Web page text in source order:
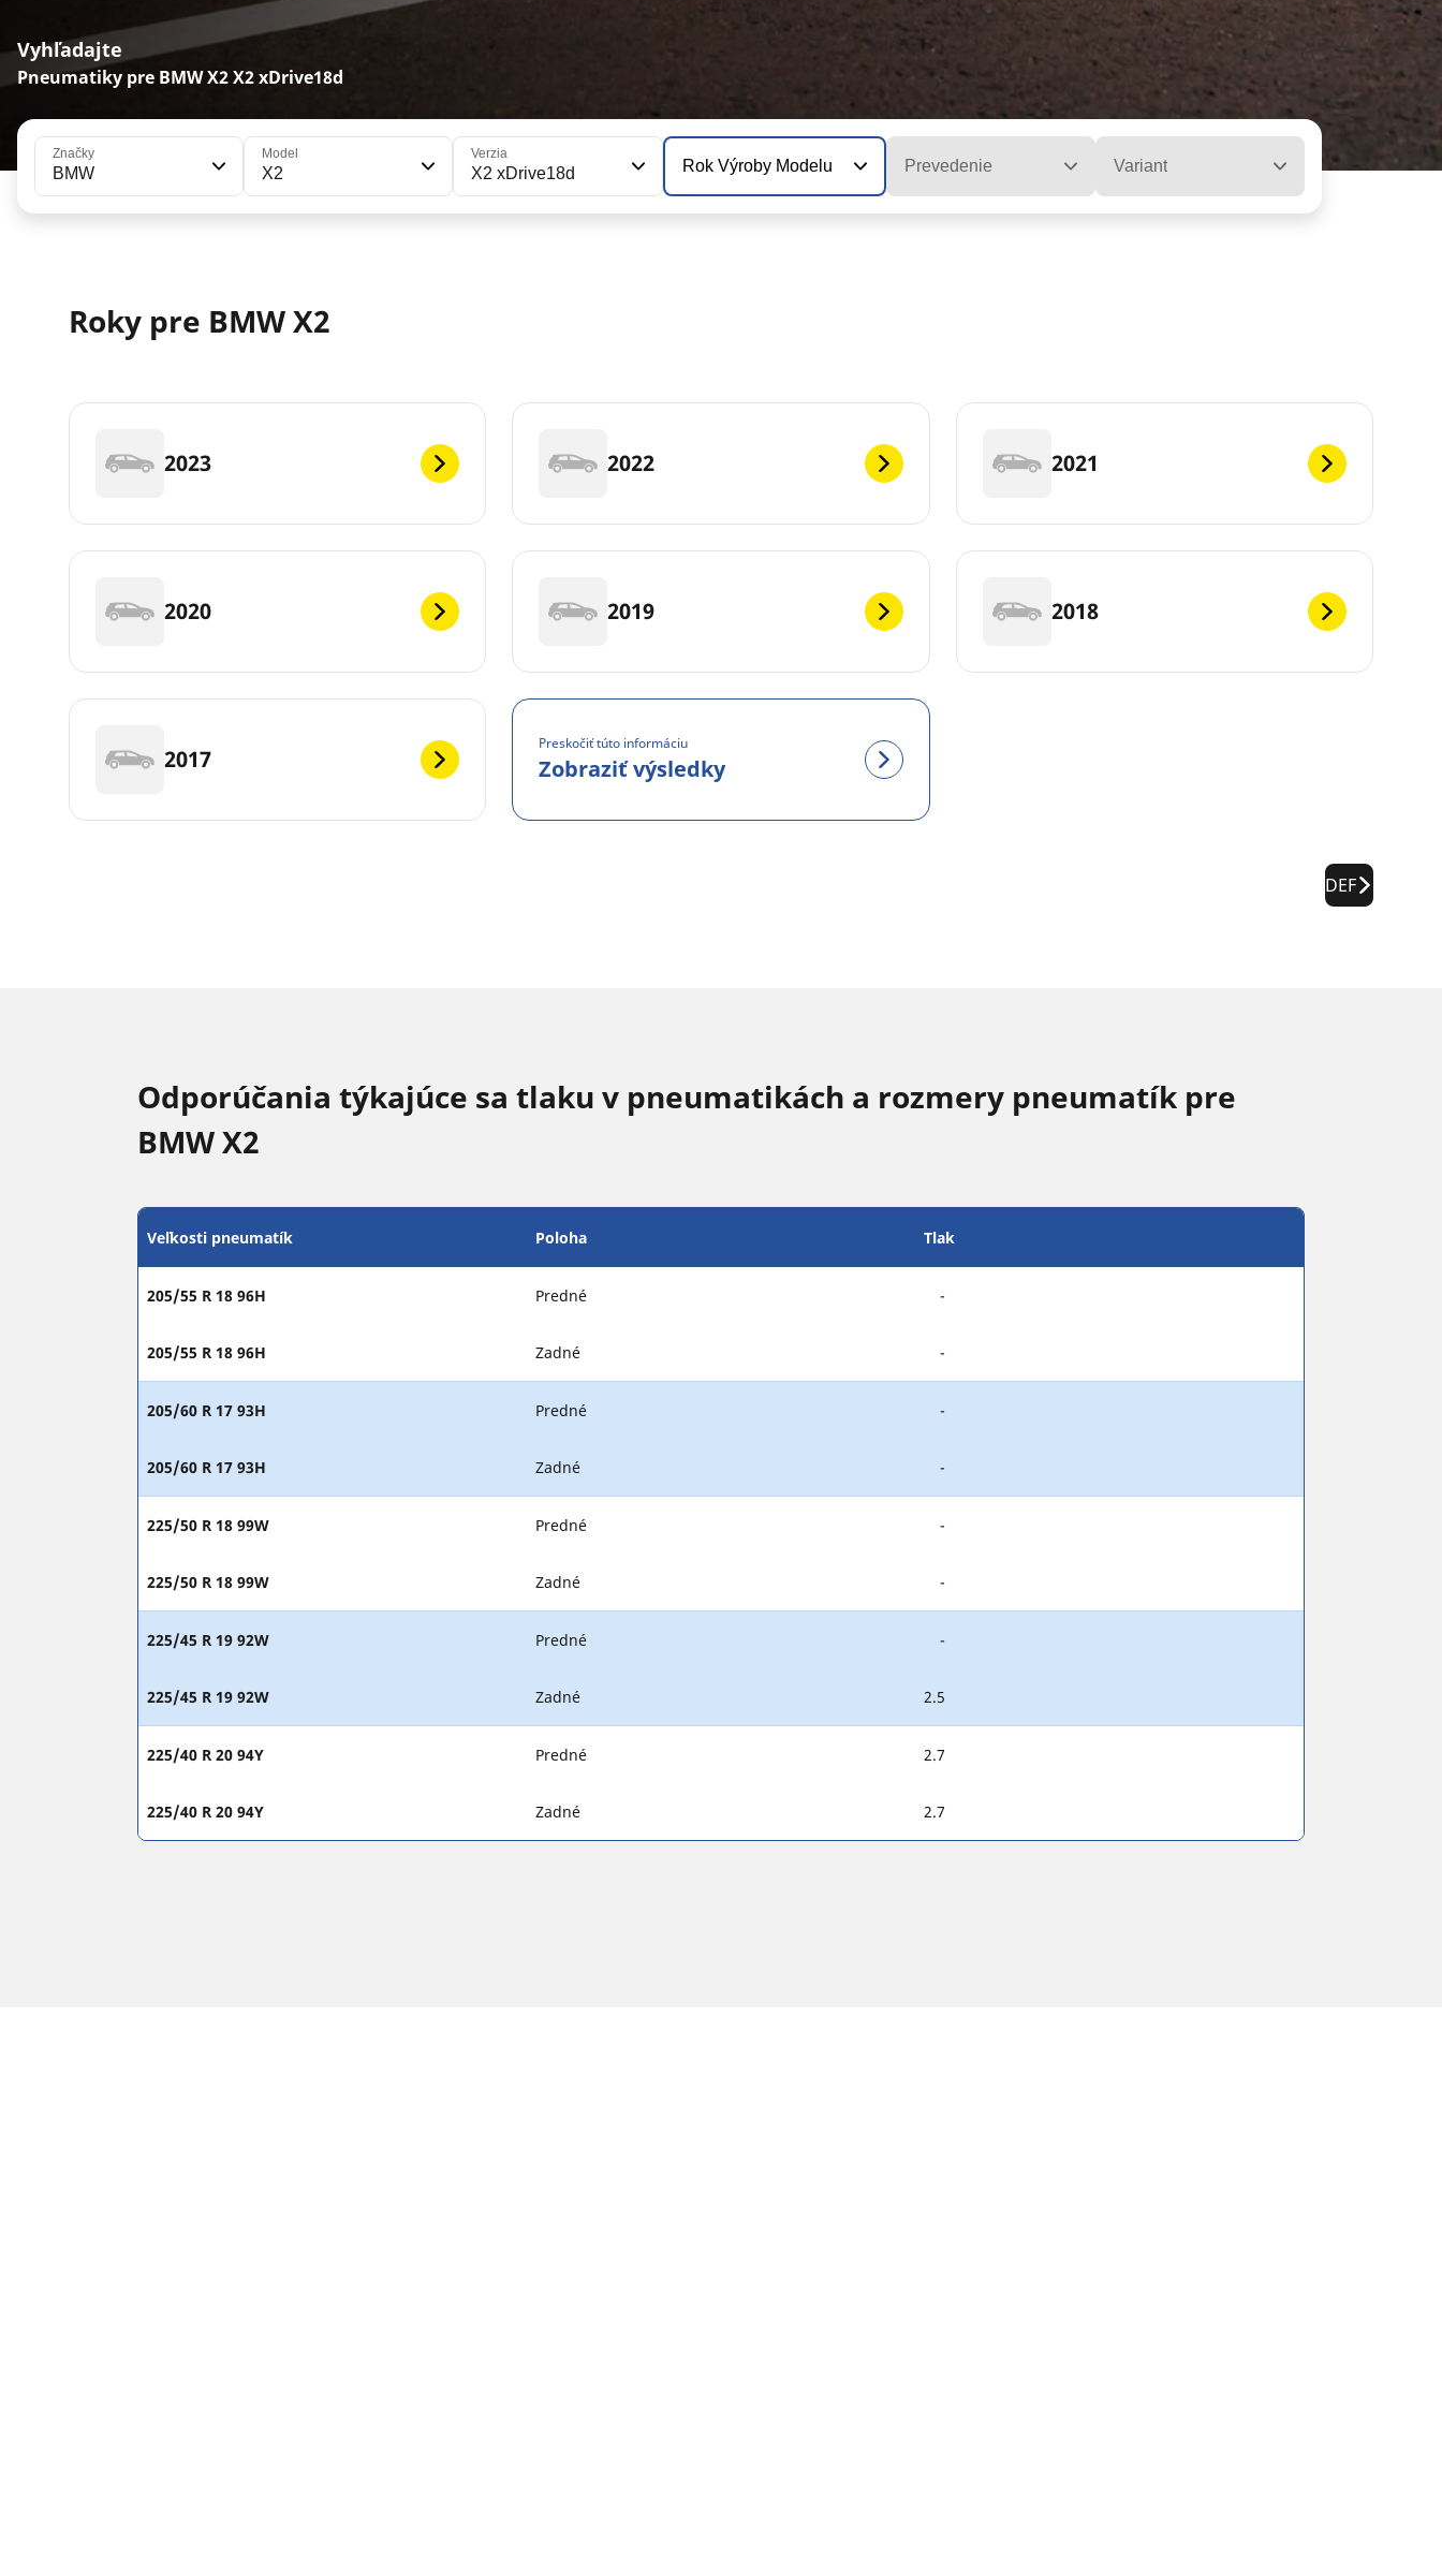
Vyhľadajte
Pneumatiky pre BMW X2 X2 xDrive18d
Značky
BMW
Model
X2
Verzia
X2 xDrive18d Rok Výroby Modelu Prevedenie Variant
Roky pre BMW X2
2023 2022 2021
2020 2019 2018
2017
Preskočiť túto informáciu
Zobraziť výsledky
DEF
Odporúčania týkajúce sa tlaku v pneumatikách a rozmery pneumatík pre
BMW X2
Veľkosti pneumatík Poloha Tlak
205/55 R 18 96H Predné -
205/55 R 18 96H Zadné -
205/60 R 17 93H Predné -
205/60 R 17 93H Zadné -
225/50 R 18 99W Predné -
225/50 R 18 99W Zadné -
225/45 R 19 92W Predné -
225/45 R 19 92W Zadné 2.5
225/40 R 20 94Y Predné 2.7
225/40 R 20 94Y Zadné 2.7